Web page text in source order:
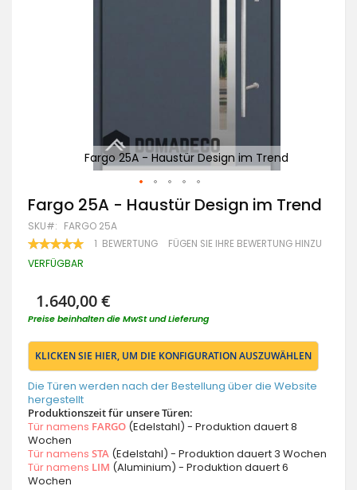
Fargo 25A - Haustür Design im Trend
Zum
Anfang
der
Bildgalerie
springen
Fargo 25A - Haustür Design im Trend
SKU FARGO 25A
BEWERTUNG:
100
1 BEWERTUNG FÜGEN SIE IHRE BEWERTUNG HINZU
VERFÜGBAR
1.640,00 €
Preise beinhalten die MwSt und Lieferung
KLICKEN SIE HIER, UM DIE KONFIGURATION AUSZUWÄHLEN
Die Türen werden nach der Bestellung über die Website
hergestellt
Produktionszeit für unsere Türen:
Tür namens FARGO (Edelstahl) - Produktion dauert 8
Wochen
Tür namens STA (Edelstahl) - Produktion dauert 3 Wochen
Tür namens LIM (Aluminium) - Produktion dauert 6
Wochen